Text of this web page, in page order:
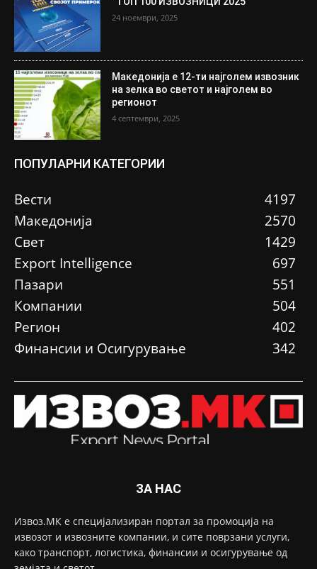
24 ноември, 2025
Македонија е 12-ти најголем извозник
на зелка во светот и најголем во
регионот
4 септември, 2025
ПОПУЛАРНИ КАТЕГОРИИ
Вести
4197
Македонија
2570
Свет
1429
Еxport Intelligence
697
Пазари
551
Компании
504
Регион
402
Финансии и Осигурување
342
ЗА НАС
Извоз.МК е специјализиран портал за промоција на
извозот и извозните компании, и сите поврзани услуги,
како транспорт, логистика, финансии и осигурување од